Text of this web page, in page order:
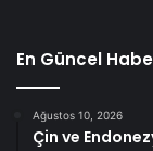
En Güncel
Ağustos 10, 2026
Çin ve